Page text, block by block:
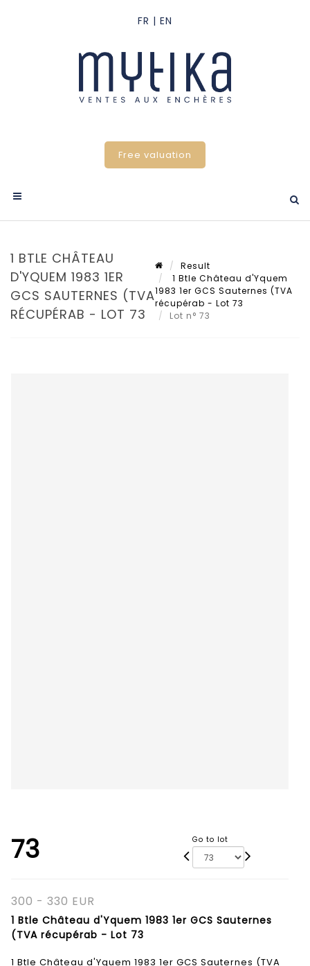
Free valuation
1 BTLE CHÂTEAU
D'YQUEM 1983 1ER
GCS SAUTERNES (TVA
RÉCUPÉRAB - LOT 73
Result
1 Btle Château d'Yquem
1983 1er GCS Sauternes (TVA
récupérab - Lot 73
Lot n° 73
73 Go to lot
300 - 330 EUR
1 Btle Château d'Yquem 1983 1er GCS Sauternes
(TVA récupérab - Lot 73
1 Btle Château d'Yquem 1983 1er GCS Sauternes (TVA